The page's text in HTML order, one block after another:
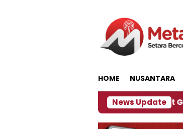
HOME NUSANTARA
News Update
Panitia Siapkan Kopi dan Pijat Gratis